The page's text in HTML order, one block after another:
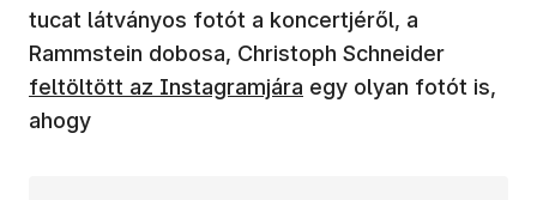
tucat látványos fotót a koncertjéről, a
Rammstein dobosa, Christoph Schneider(új
feltöltött az Instagramjára egy olyan fotót is,
ahogy